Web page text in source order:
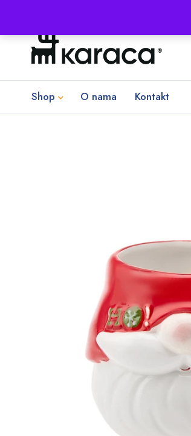
Shop O nama Kontakt